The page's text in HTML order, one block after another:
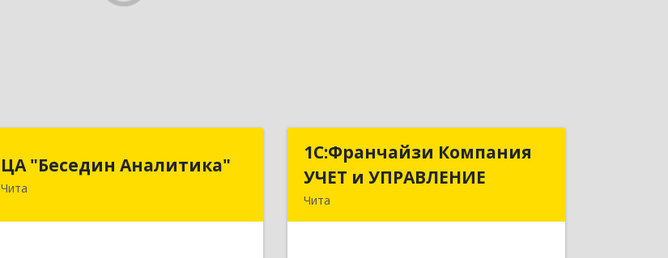
ЦА "Беседин Аналитика"
Чита672039, Забайкальский край, Чита г,
1С:Франчайзи Компания
УЧЕТ и УПРАВЛЕНИЕ
Чита
1С:Франчайзи Компания
УЧЕТ и УПРАВЛЕНИЕ